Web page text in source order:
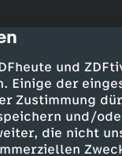
und
Einige der
Zustimmung
und/
die nicht